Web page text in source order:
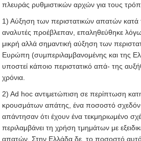
πλευράς ρυθμιστικών αρχών για τους
1) Αύξηση των περιστατικών απατών κατά
αναλυτές προέβλεπαν, επαληθεύθηκε
μικρή αλλά σημαντική αύξηση των
Ευρώπη (συμπεριλαμβανομένης και της
υποστεί κάποιο περιστατικό απά- της
χρόνια.
2) Ad hoc αντιμετώπιση σε περίπτωση
κρουσμάτων απάτης, ένα ποσοστό
απάντησαν ότι έχουν ένα τεκμηριωμένο
περιλαμβάνει τη χρήση τμημάτων με
απατών. Στην Ελλάδα δε, το ποσοστό